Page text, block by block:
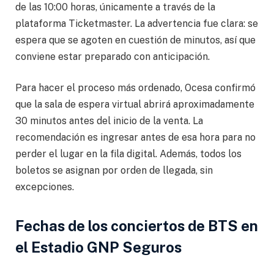
de las 10:00 horas, únicamente a través de la
plataforma Ticketmaster. La advertencia fue clara: se
espera que se agoten en cuestión de minutos, así que
conviene estar preparado con anticipación.
Para hacer el proceso más ordenado, Ocesa confirmó
que la sala de espera virtual abrirá aproximadamente
30 minutos antes del inicio de la venta. La
recomendación es ingresar antes de esa hora para no
perder el lugar en la fila digital. Además, todos los
boletos se asignan por orden de llegada, sin
excepciones.
Fechas de los conciertos de BTS en
el Estadio GNP Seguros